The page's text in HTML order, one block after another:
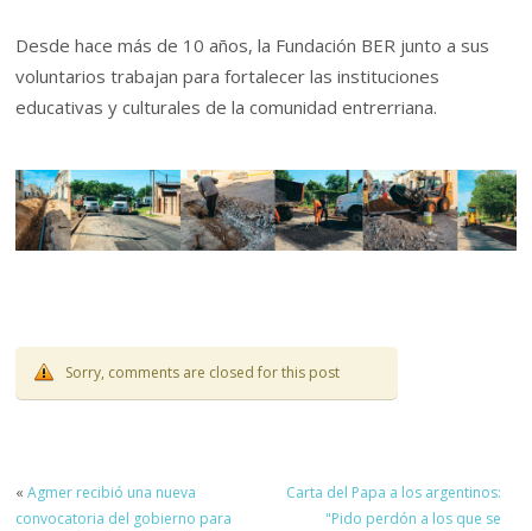
Desde hace más de 10 años, la Fundación BER junto a sus
voluntarios trabajan para fortalecer las instituciones
educativas y culturales de la comunidad entrerriana.
Sorry, comments are closed for this post
«Agmer recibió una nueva
convocatoria del gobierno para
Carta del Papa a los argentinos:
"Pido perdón a los que se